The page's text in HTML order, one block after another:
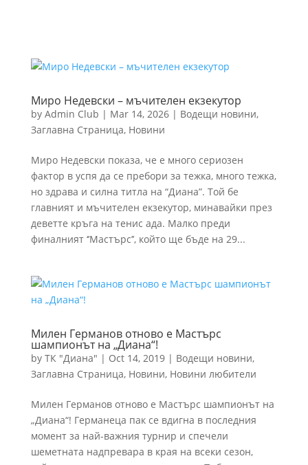
Миро Недевски – мъчителен екзекутор
by Admin Club | Mar 14, 2026| Водещи новини,
Заглавна Страница, Новини
Миро Недевски показа, че е много сериозен
фактор в успя да се пребори за тежка, много тежка,
но здрава и силна титла на “Диана”. Той бе
главният и мъчителен екзекутор, минавайки през
деветте кръга на тенис ада. Малко преди
финалният ‘’Мастърс’’, който ще бъде на 29...
Милен Германов отново е Мастърс
шампионът на „Диана“!
by ТК "Диана" | Oct 14, 2019| Водещи новини,
Заглавна Страница, Новини, Новини любители
Милен Германов отново е Мастърс шампионът на
„Диана“! Германеца пак се вдигна в последния
момент за най-важния турнир и спечели
шеметната надпревара в края на всеки сезон,